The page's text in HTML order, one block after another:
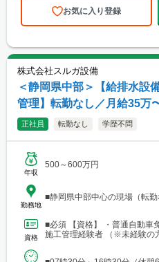
お気に入り登録
株式会社スルガ設備
＜静岡県中部＞【給排水設
管理】転勤なし／月給35万
正社員 転勤なし 学歴不問
年収
500～600万円
勤務地
■静岡県中部中心の現場（転勤
資格
■必須 【資格】 ・普通自動車免許（AT限
施工管理経験者 （※未経験の